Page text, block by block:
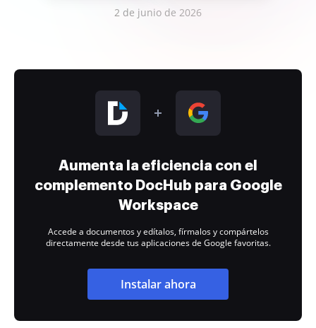
2 de junio de 2026
Aumenta la eficiencia con el
complemento DocHub para Google
Workspace
Accede a documentos y edítalos, fírmalos y compártelos
directamente desde tus aplicaciones de Google favoritas.
Instalar ahora